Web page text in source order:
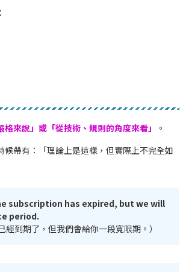
格來說」或「從技術、規則的角度來看」
。
候帶有：「理論上是這樣，但實際上不完全如
subscription has expired, but we will
period.
經到期了，但我們會給你一段寬限期。）